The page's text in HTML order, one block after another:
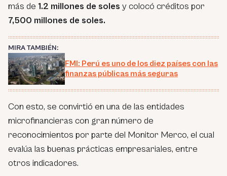
más de 1.2 millones de soles y colocó créditos por
7,500 millones de soles.
MIRA TAMBIÉN:
FMI: Perú es uno de los diez países con las
finanzas públicas más seguras
Con esto, se convirtió en una de las entidades
microfinancieras con gran número de
reconocimientos por parte del Monitor Merco, el cual
evalúa las buenas prácticas empresariales, entre
otros indicadores.